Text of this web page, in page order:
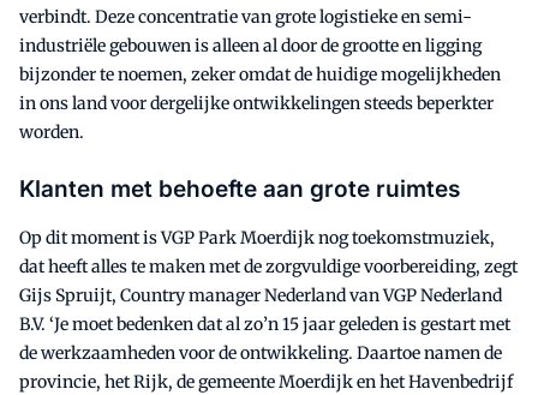
verbindt. Deze concentratie van grote logistieke en semi-
industriële gebouwen is alleen al door de grootte en ligging
bijzonder te noemen, zeker omdat de huidige mogelijkheden
in ons land voor dergelijke ontwikkelingen steeds beperkter
worden.
Klanten met behoefte aan grote ruimtes
Op dit moment is VGP Park Moerdijk nog toekomstmuziek,
dat heeft alles te maken met de zorgvuldige voorbereiding, zegt
Gijs Spruijt, Country manager Nederland van VGP Nederland
B.V. ‘Je moet bedenken dat al zo’n 15 jaar geleden is gestart met
de werkzaamheden voor de ontwikkeling. Daartoe namen de
provincie, het Rijk, de gemeente Moerdijk en het Havenbedrijf